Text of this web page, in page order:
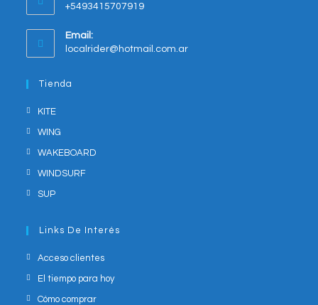
tab
+5493415707919
in
Email:
localrider@hotmail.com.arOpens
Tienda
KITE
WING
WAKEBOARD
WINDSURF
SUP
Links De Interés
Acceso clientes
El tiempo para hoy
Cómo comprar